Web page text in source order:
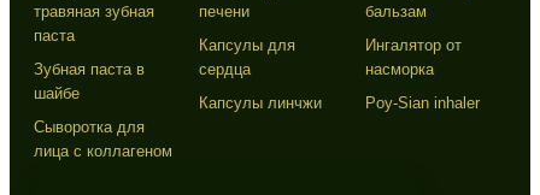
травяная зубная
паста
Зубная паста в
шайбе
Сыворотка для
лица с коллагеном
печени
Капсулы для
сердца
Капсулы линчжи
бальзам
Ингалятор от
насморка
Poy-Sian inhaler